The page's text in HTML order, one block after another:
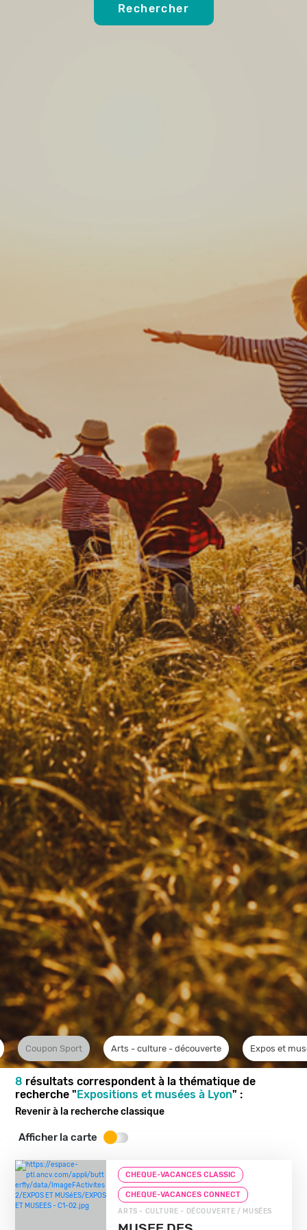
Rechercher
Coupon Sport Arts - culture - découverte Expos et
8 résultats correspondent à la thématique de
recherche "Expositions et musées à Lyon" :
Revenir à la recherche classique
Afficher la carte
CHEQUE-VACANCES CLASSIC
CHEQUE-VACANCES CONNECT
ARTS - CULTURE - DÉCOUVERTE / MUSÉES